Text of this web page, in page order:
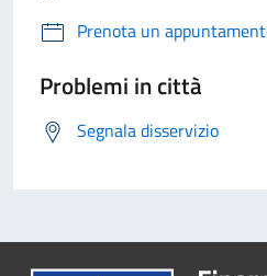
Prenota un
Problemi in città
Segnala disservizio